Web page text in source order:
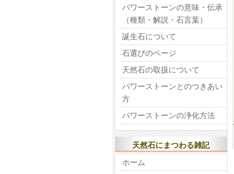
パワーストーンの意味・伝承
（種類・解説・石言葉）
誕生石について
石選びのページ
天然石の取扱について
パワーストーンとのつきあい
方
パワーストーンの浄化方法
天然石にまつわる雑記
ホーム